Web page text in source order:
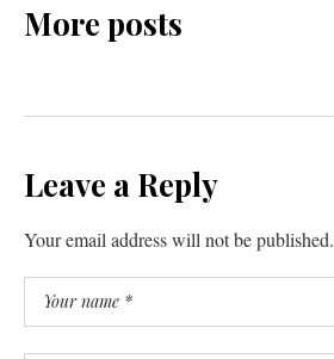
More posts
Leave a Reply
Your email address will not be published.